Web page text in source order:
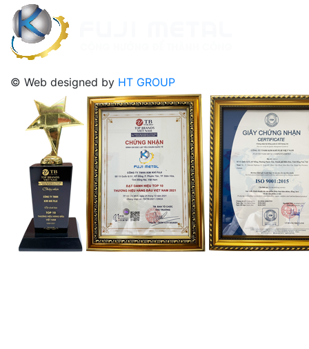
© Web designed by HT GROUP